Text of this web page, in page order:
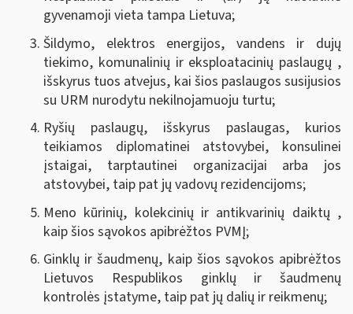
gyvenamoji vieta tampa Lietuva;
Šildymo, elektros energijos, vandens ir dujų
tiekimo, komunalinių ir eksploatacinių paslaugų ,
išskyrus tuos atvejus, kai šios paslaugos susijusios
su URM nurodytu nekilnojamuoju turtu;
Ryšių paslaugų, išskyrus paslaugas, kurios
teikiamos diplomatinei atstovybei, konsulinei
įstaigai, tarptautinei organizacijai arba jos
atstovybei, taip pat jų vadovų rezidencijoms;
Meno kūrinių, kolekcinių ir antikvarinių daiktų ,
kaip šios sąvokos apibrėžtos PVMĮ;
Ginklų ir šaudmenų, kaip šios sąvokos apibrėžtos
Lietuvos Respublikos ginklų ir šaudmenų
kontrolės įstatyme, taip pat jų dalių ir reikmenų;